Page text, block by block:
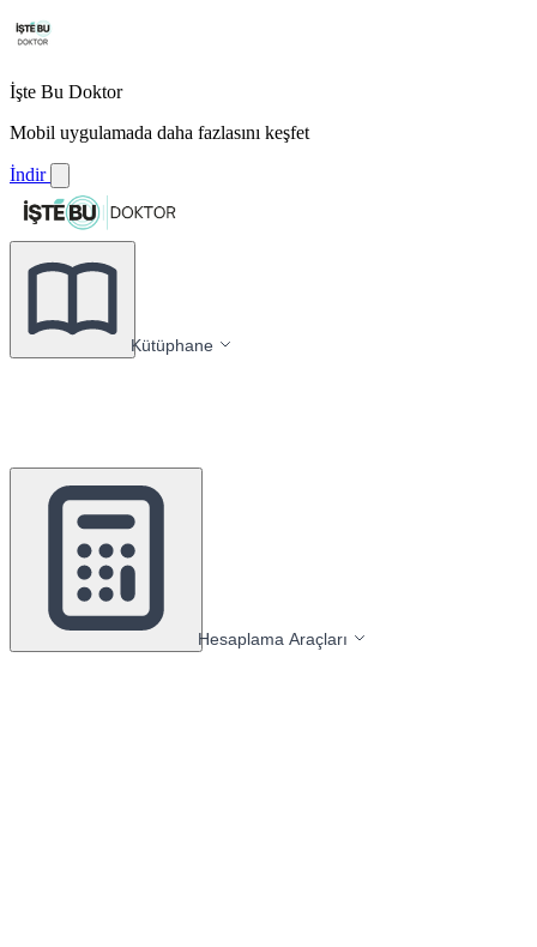
İşte Bu Doktor
Mobil uygulamada daha fazlasını keşfet
İndir
Kütüphane
Hesaplama Araçları